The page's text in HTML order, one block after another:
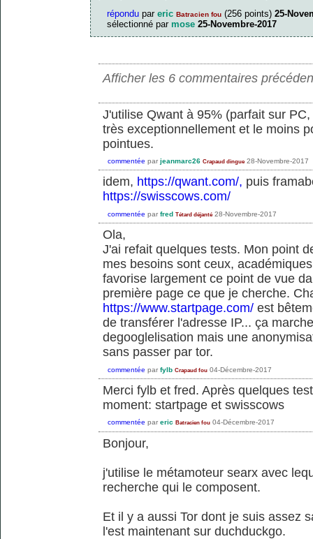
répondu par eric Batracien fou (256 points) 25-
sélectionné par mose 25-Novembre-2017
Afficher les 6 commentaires
J'utilise Qwant à 95% (parfait sur
très exceptionnellement et le moins
pointues.
commentée par jeanmarc26 Crapaud dingue 28-Novembre-2017
idem, https://qwant.com/, puis
https://swisscows.com/
commentée par fred Tétard déjanté 28-Novembre-2017
Ola,
J'ai refait quelques tests. Mon point
mes besoins sont ceux,
favorise largement ce point de vue
première page ce que je cherche.
https://www.startpage.com/ est
de transférer l'adresse IP... ça
degooglelisation mais une
sans passer par tor.
commentée par fylb Crapaud fou 04-Décembre-2017
Merci fylb et fred. Après quelques
moment: startpage et swisscows
commentée par eric Batracien fou 04-Décembre-2017
Bonjour,
j'utilise le métamoteur searx avec
recherche qui le composent.
Et il y a aussi Tor dont je suis assez
l'est maintenant sur duchduckgo.